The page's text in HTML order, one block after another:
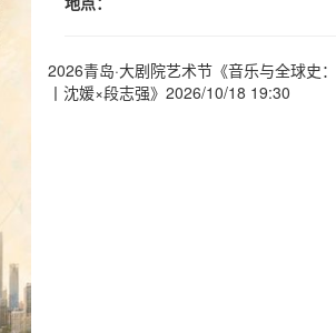
2026青岛·大剧院艺术节《音乐与全球史
丨沈媛×段志强》2026/10/18 19:30